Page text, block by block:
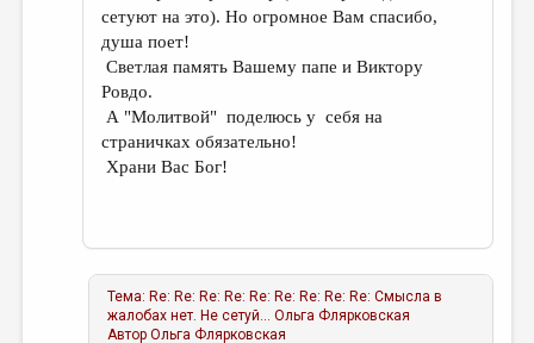
сетуют на это). Но огромное Вам спасибо,
душа поет!
Светлая память Вашему папе и Виктору
Ровдо.
А "Молитвой" поделюсь у себя на
страничках обязательно!
Храни Вас Бог!
Тема: Re: Re: Re: Re: Re: Re: Re: Re: Re: Смысла в
жалобах нет. Не сетуй... Ольга Флярковская
АвторОльга Флярковская